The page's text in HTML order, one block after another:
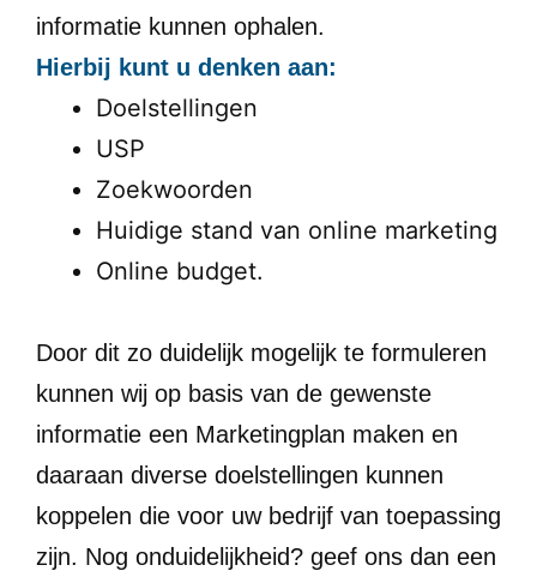
informatie kunnen ophalen.
Hierbij kunt u denken aan:
Doelstellingen
USP
Zoekwoorden
Huidige stand van online marketing
Online budget.
Door dit zo duidelijk mogelijk te formuleren
kunnen wij op basis van de gewenste
informatie een Marketingplan maken en
daaraan diverse doelstellingen kunnen
koppelen die voor uw bedrijf van toepassing
zijn. Nog onduidelijkheid? geef ons dan een